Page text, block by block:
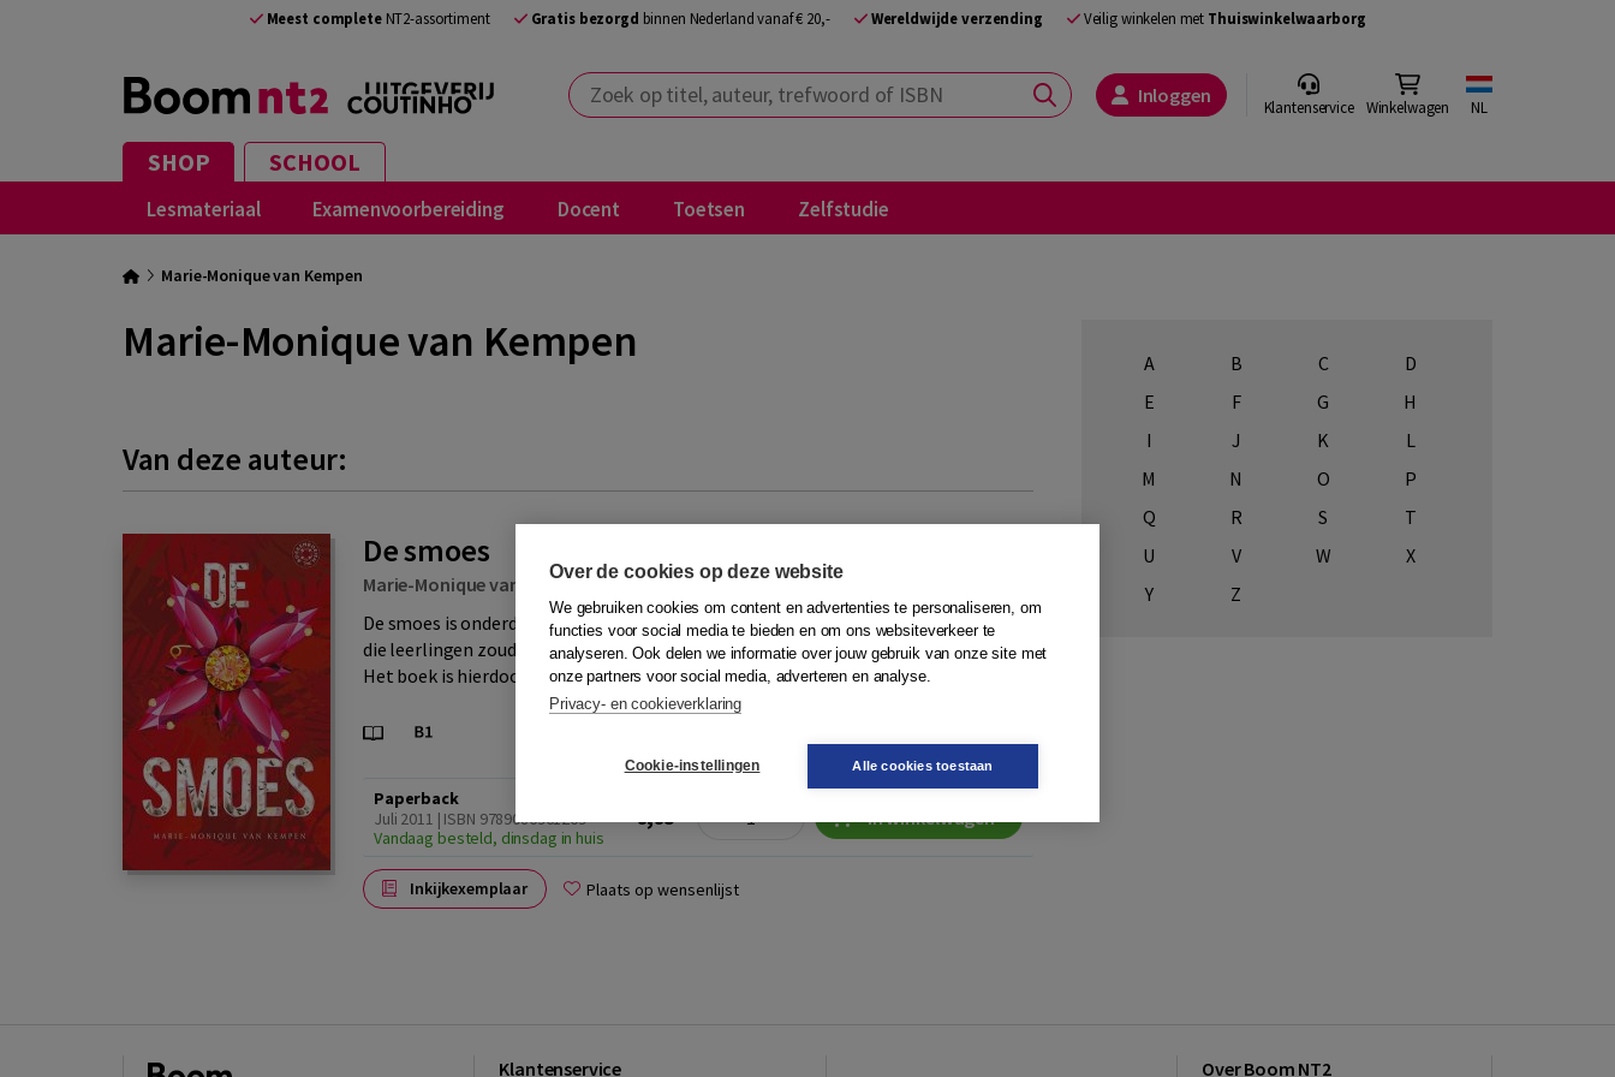
Meest completeNT2-assortiment Gratis bezorgd binnen Nederland vanaf € 20,- Wereldwijde verzending Veilig winkelen met Thuiswinkelwaarborg
Zoek op titel, auteur, trefwoord of ISBN Inloggen Klantenservice Winkelwagen NL
SHOP SCHOOL
Lesmateriaal Examenvoorbereiding Docent Toetsen Zelfstudie
Marie-Monique van Kempen
Marie-Monique van Kempen
Van deze auteur:
De smoes
Marie-Monique van Kempen |Eenvoudig Communiceren B.V.
De smoes is onderdeel van de reeks Boeken boeien. Elk deel bevat ca. 80 woorden
die leerlingen zouden moeten beheersen om hun vmbo succesvol te doorlopen.
Het boek is hierdoor heel geschikt om te l...Meer
Paperback
Juli 2011 | ISBN 9789086961269
Vandaag besteld, dinsdag in huis
9,95 − + In winkelwagen
Inkijkexemplaar Plaats op wensenlijst
A B C
D
E
F G
H
I
J K
L
M
N O
P
Q
R S
T
U
V W
X
Y
Z
Klantenservice Over Boom NT2
Over de cookies op deze website
We gebruiken cookies om content en advertenties te personaliseren, om
functies voor social media te bieden en om ons websiteverkeer te
analyseren. Ook delen we informatie over jouw gebruik van onze site met
onze partners voor social media, adverteren en analyse.
Privacy- en cookieverklaring
Cookie-instellingen Alle cookies toestaan